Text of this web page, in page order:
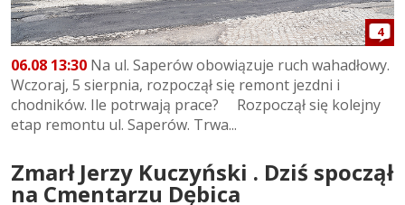
4
06.08 13:30 Na ul. Saperów obowiązuje ruch wahadłowy.
Wczoraj, 5 sierpnia, rozpoczął się remont jezdni i
chodników. Ile potrwają prace? Rozpoczął się kolejny
etap remontu ul. Saperów. Trwa...
Zmarł Jerzy Kuczyński . Dziś spoczął
na Cmentarzu Dębica